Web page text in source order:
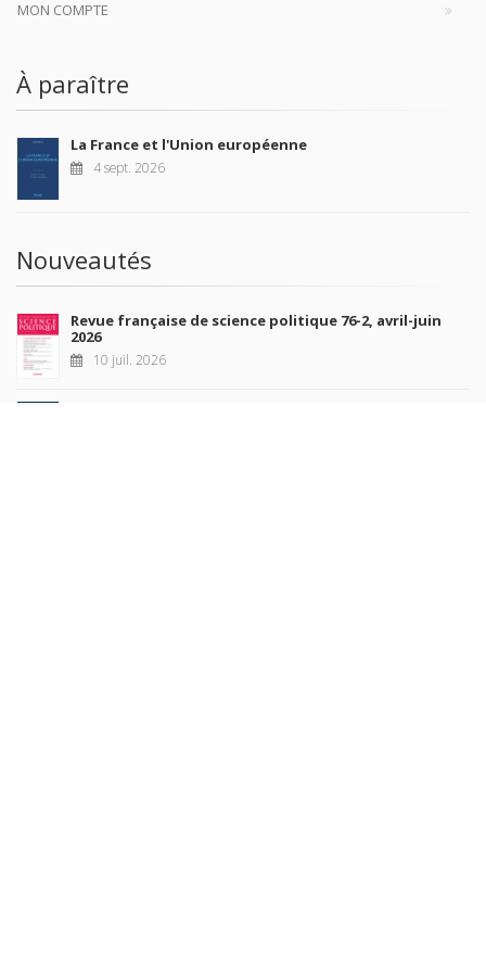
MON COMPTE
À paraître
La France et l'Union européenne
4 sept. 2026
Nouveautés
Revue française de science politique 76-2, avril-juin
2026
10 juil. 2026